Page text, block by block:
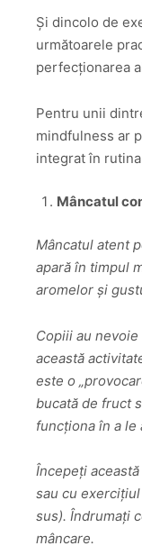
Și dincolo de
următoarele
perfecționarea
Pentru unii
mindfulness ar
integrat în
Mâncatul
Mâncatul atent
apară în timpul
aromelor și
Copiii au
această
este o
bucată de fruct
funcționa în a le
Începeți
sau cu
sus). Îndrumați
mâncare.